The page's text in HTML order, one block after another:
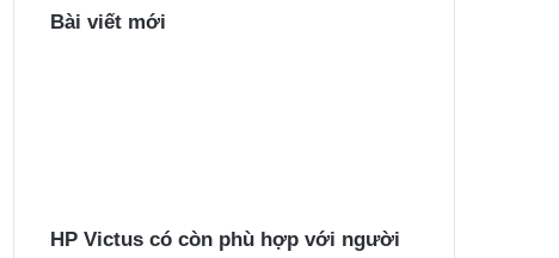
k
:
Bài viết mới
HP Victus có còn phù hợp với người